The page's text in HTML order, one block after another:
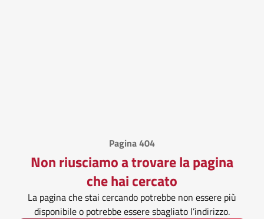
Pagina 404
Non riusciamo a trovare la pagina
che hai cercato
La pagina che stai cercando potrebbe non essere più
disponibile o potrebbe essere sbagliato l’indirizzo.